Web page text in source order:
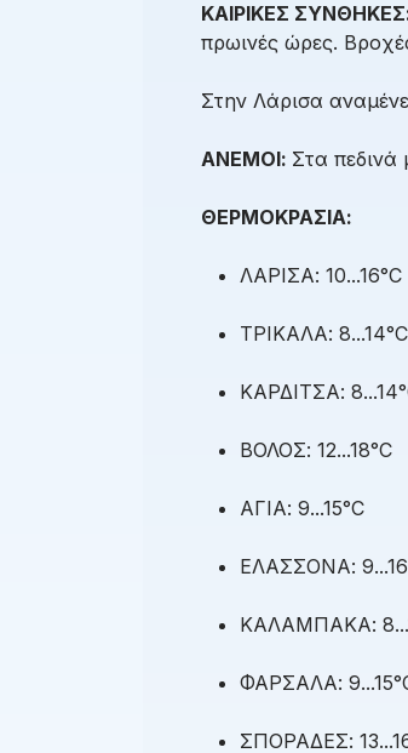
ΚΑΙΡΙΚΕΣ
πρωινές ώρες.
Στην Λάρισα
ΑΝΕΜΟΙ: Στα πεδινά
ΘΕΡΜΟΚΡΑΣΙΑ:
ΛΑΡΙΣΑ: 10...16°C
ΤΡΙΚΑΛΑ: 8...14°C
ΚΑΡΔΙΤΣΑ:
ΒΟΛΟΣ: 12...18°C
ΑΓΙΑ: 9...15°C
ΕΛΑΣΣΟΝΑ:
ΚΑΛΑΜΠΑΚΑ:
ΦΑΡΣΑΛΑ:
ΣΠΟΡΑΔΕΣ: